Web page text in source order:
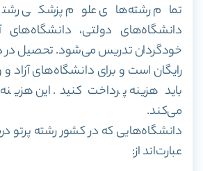
تمام رشته‌های علوم پزشکی
دانشگاه‌های دولتی،
خودگردان تدریس می‌شود. تحصیل در
رایگان است و برای دانشگاه‌های آزاد و
باید هزینه پرداخت کنید. این
می‌کند.
دانشگاه‌هایی که در کشور رشته پرتو
عبارت‌اند از: